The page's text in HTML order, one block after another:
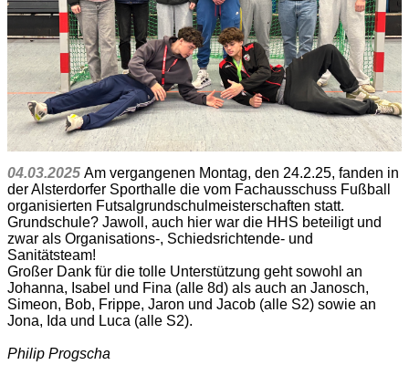
04.03.2025 Am vergangenen Montag, den 24.2.25, fanden in
der Alsterdorfer Sporthalle die vom Fachausschuss Fußball
organisierten Futsalgrundschulmeisterschaften statt.
Grundschule? Jawoll, auch hier war die HHS beteiligt und
zwar als Organisations-, Schiedsrichtende- und
Sanitätsteam!
Großer Dank für die tolle Unterstützung geht sowohl an
Johanna, Isabel und Fina (alle 8d) als auch an Janosch,
Simeon, Bob, Frippe, Jaron und Jacob (alle S2) sowie an
Jona, Ida und Luca (alle S2).
Philip Progscha